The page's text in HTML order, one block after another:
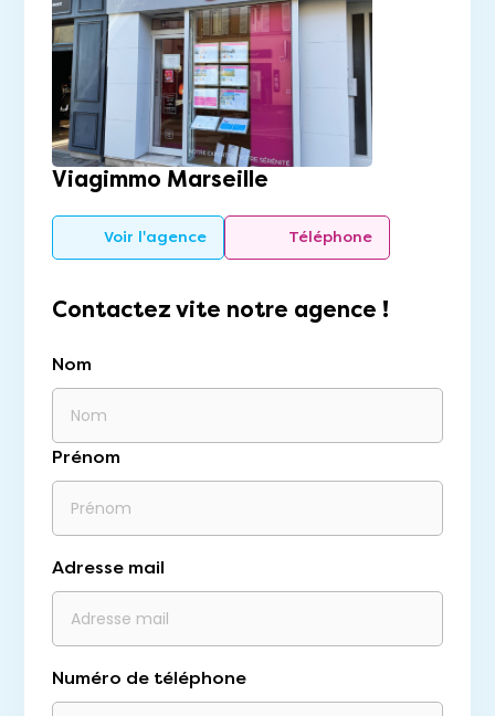
Viagimmo Marseille
Voir l'agence Téléphone
Contactez vite notre agence !
Nom
Prénom
Adresse mail
Numéro de téléphone